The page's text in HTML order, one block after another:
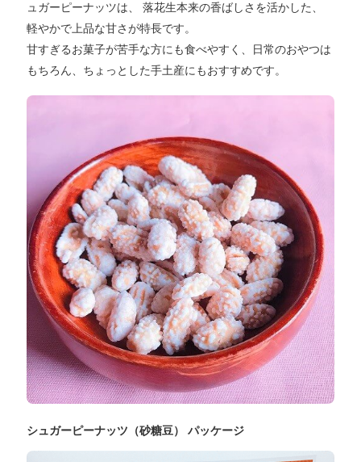
ュガーピーナッツは、落花生本来の香ばしさを活かした、
軽やかで上品な甘さが特長です。
甘すぎるお菓子が苦手な方にも食べやすく、日常のおやつは
もちろん、ちょっとした手土産にもおすすめです。
シュガーピーナッツ（砂糖豆） パッケージ